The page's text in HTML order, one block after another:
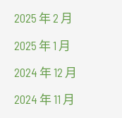
2025 年 2 月
2025 年 1 月
2024 年 12 月
2024 年 11 月